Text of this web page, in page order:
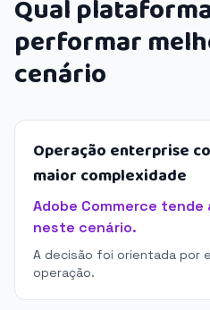
Qual
performar
cenário
Operação enterprise
maior complexidade
Adobe Commerce tende
neste cenário.
A decisão foi orientada por
operação.